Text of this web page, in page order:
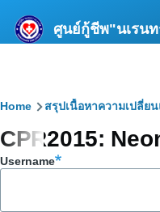
ศูนย์กู้ชีพ"นเรน
Breadcrumb
Home สรุปเนื้อหาความเปลี่ย
CPR2015:
Username